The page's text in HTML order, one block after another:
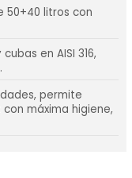
50+40 litros con
en AISI 316,
permite
máxima higiene,